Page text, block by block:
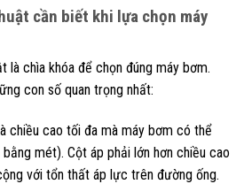
cần biết khi lựa chọn máy
là chìa khóa để chọn đúng máy bơm.
con số quan trọng nhất:
chiều cao tối đa mà máy bơm có thể
mét). Cột áp phải lớn hơn chiều cao
với tổn thất áp lực trên đường ống.